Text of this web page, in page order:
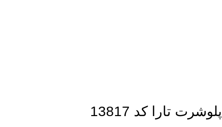
پلوشرت تارا کد 13817